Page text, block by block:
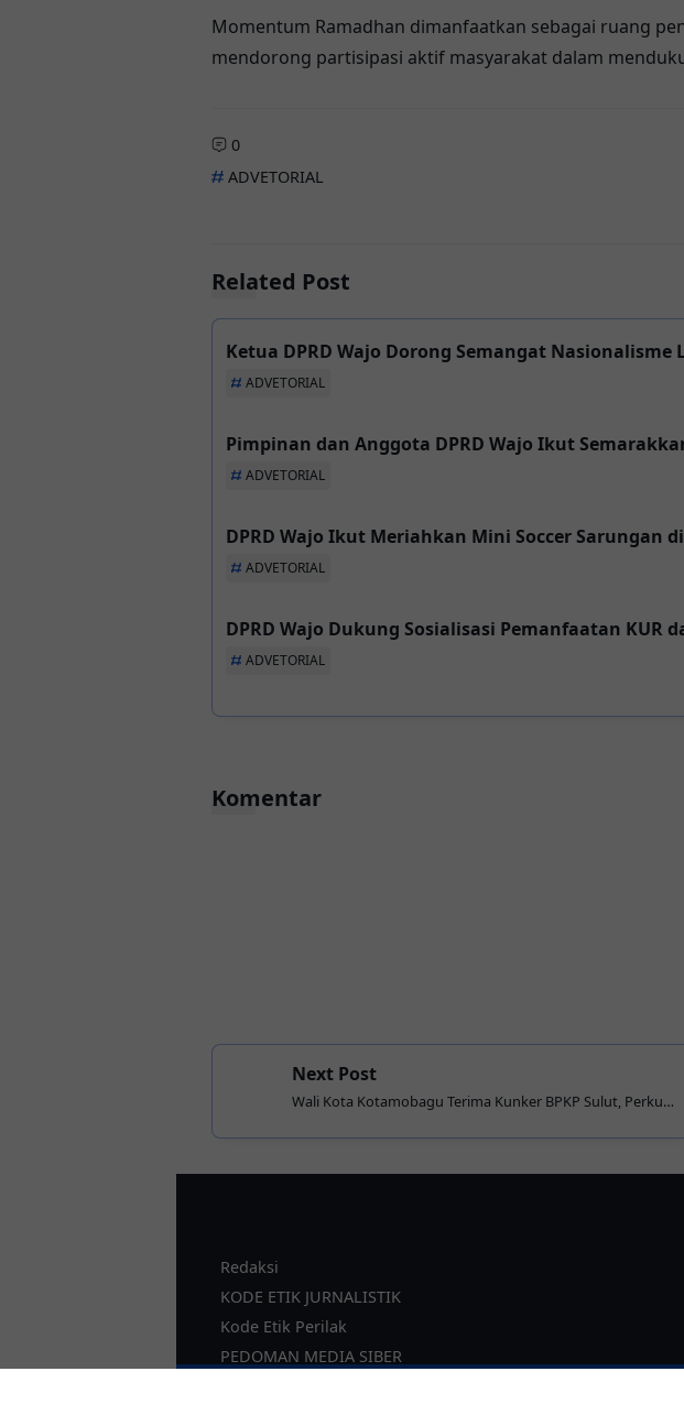
Momentum Ramadhan dimanfaatkan sebagai ruang
mendorong partisipasi aktif masyarakat dalam
0
ADVETORIAL
Related Post
Ketua DPRD Wajo Dorong Semangat
ADVETORIAL
Pimpinan dan Anggota DPRD Wajo Ikut
ADVETORIAL
DPRD Wajo Ikut Meriahkan Mini Soccer Sarungan
ADVETORIAL
DPRD Wajo Dukung Sosialisasi Pemanfaatan KUR
ADVETORIAL
Komentar
Next Post
Wali Kota Kotamobagu Terima Kunker BPKP Sulut, Perkuat
Redaksi
KODE ETIK JURNALISTIK
Kode Etik Perilak
PEDOMAN MEDIA SIBER